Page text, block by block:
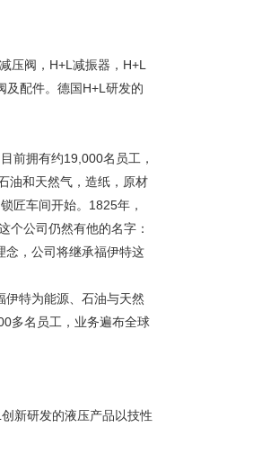
压阀，H+L减振器，H+L
及配件。德国H+L研发的
前拥有约19,000名员工，
油和天然气，造纸，原材
匠车间开始。1825年，
个公司仍然有他的名字：
念，公司将继承福伊特这
伊特为能源、石油与天然
多名员工，业务遍布全球
新研发的液压产品以技性